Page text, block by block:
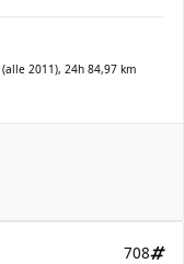
2011), 24h 84,97 km
708